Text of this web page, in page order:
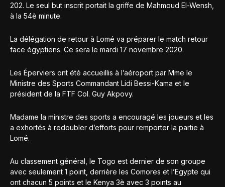
202. Le seul but inscrit portait la griffe de Mahmoud El-Wensh,
à la 54è minute.
La délégation de retour à Lomé va préparer le match retour
face égyptiens. Ce sera le mardi 17 novembre 2020.
Les Éperviers ont été accueillis à l’aéroport par Mme le
Ministre des Sports Commandant Lidi Bessi-Kama et le
président de la FTF Col. Guy Akpovy.
Madame la ministre des sports a encouragé les joueurs et les
a exhortés à redoubler d’efforts pour remporter la partie à
Lomé.
Au classement général, le Togo est dernier de son groupe
avec seulement 1 point, derrière les Comores et l’Egypte qui
ont chacun 5 points et le Kenya 3è avec 3 points au